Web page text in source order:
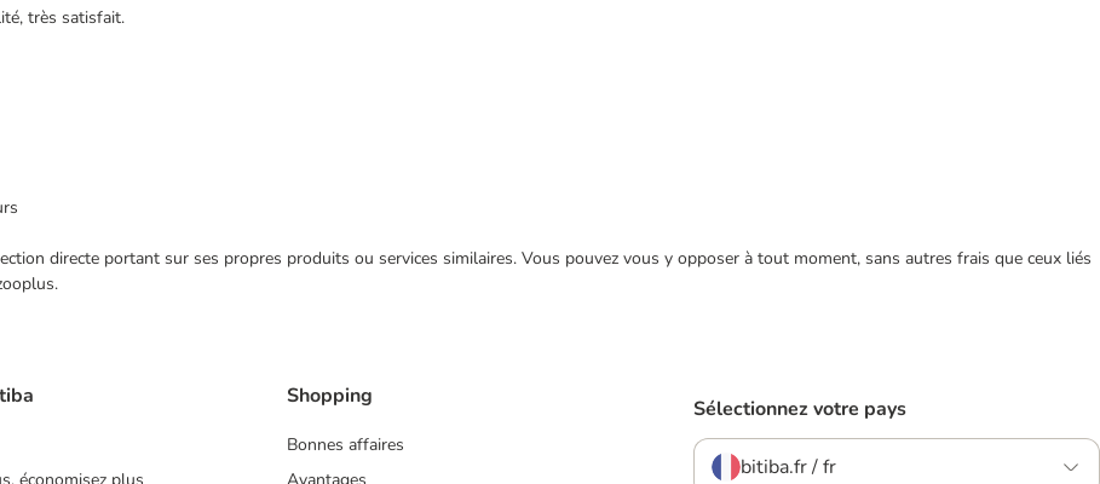
très satisfait.
directe portant sur ses propres produits ou services similaires. Vous pouvez vous y opposer à tout moment, sans autres frais que ceux liés
Shopping
Bonnes affaires
Sélectionnez votre pays
bitiba.fr / fr